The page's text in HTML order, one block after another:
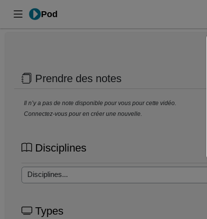
Pod
Prendre des notes
Il n’y a pas de note disponible pour vous pour cette vidéo.
Connectez-vous pour en créer une nouvelle.
Disciplines
Types